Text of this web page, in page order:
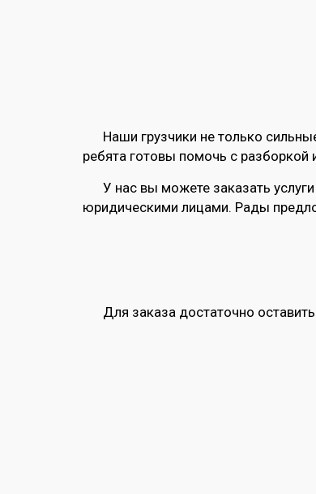
Наши грузчики не только
ребята готовы помочь с
У нас вы можете заказать
юридическими лицами. Рады
Для заказа достаточно